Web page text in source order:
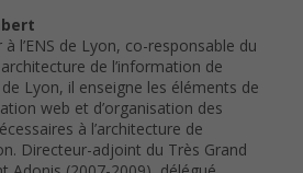
à l’ENS de Lyon, co-responsable du
de l’information de
de Lyon, il enseigne les éléments de
web et d’organisation des
à l’architecture de
Directeur-adjoint du Très Grand